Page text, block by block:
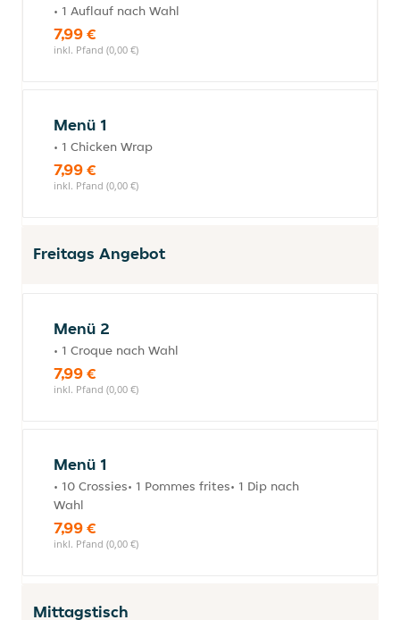
• 1 Auflauf nach Wahl
7,99 €
inkl. Pfand (0,00 €)
Menü 1
• 1 Chicken Wrap
7,99 €
inkl. Pfand (0,00 €)
Freitags Angebot
Menü 2
• 1 Croque nach Wahl
7,99 €
inkl. Pfand (0,00 €)
Menü 1
• 10 Crossies• 1 Pommes frites• 1 Dip nach
Wahl
7,99 €
inkl. Pfand (0,00 €)
Mittagstisch